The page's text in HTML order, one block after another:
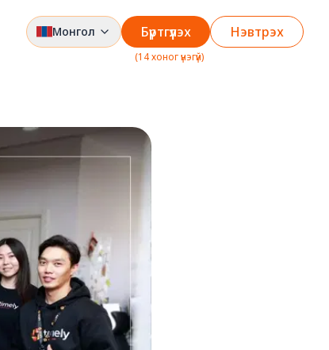
Монгол Бүртгүүлэх
(14 хоног үнэгүй)
Нэвтрэх